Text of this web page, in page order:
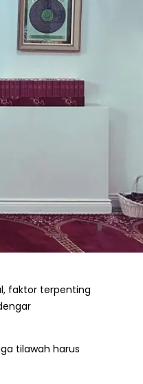
faktor terpenting
tilawah harus